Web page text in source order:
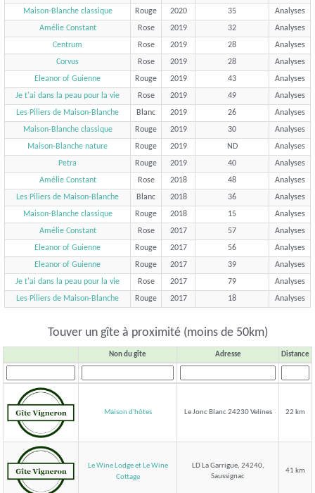
Maison-Blanche classique
Rouge 2020 35
Analyses
Amélie Constant
Rose 2019 32
Analyses
Centrum
Rose 2019 28
Analyses
Corvus
Rose 2019 28
Analyses
Eleanor of Guienne
Rouge 2019 43
Analyses
Je t'ai dans la peau pour la vie
Rose 2019 49
Analyses
Les Piliers de Maison-Blanche
Blanc 2019 26
Analyses
Maison-Blanche classique
Rouge 2019 30
Analyses
Maison-Blanche nature
Rouge 2019 ND
Analyses
Petra
Rouge 2019 40
Analyses
Amélie Constant
Rose 2018 48
Analyses
Les Piliers de Maison-Blanche
Blanc 2018 36
Analyses
Maison-Blanche classique
Rouge 2018 15
Analyses
Amélie Constant
Rose 2017 57
Analyses
Eleanor of Guienne
Rouge 2017 56
Analyses
Eleanor of Guienne
Rouge 2017 39
Analyses
Je t'ai dans la peau pour la vie
Rose 2017 79
Analyses
Les Piliers de Maison-Blanche
Rouge 2017 18 Analyses
Touver un gîte à proximité (moins de 50km)
Non du gîte Adresse Distance
Maison d'hôtes Le Jonc Blanc 24230 Velines 22 km
Le Wine Lodge et Le Wine
Cottage
LD La Garrigue, 24240,
Saussignac
41 km